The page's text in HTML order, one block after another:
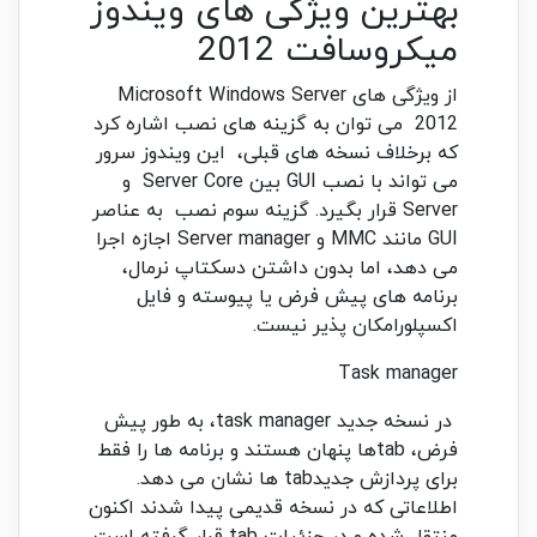
بهترین ویژگی های ویندوز
میکروسافت 2012
از ویژگی های Microsoft Windows Server
2012 می توان به گزینه های نصب اشاره کرد
که برخلاف نسخه های قبلی، این ویندوز سرور
می تواند با نصب GUI بین Server Core و
Server قرار بگیرد. گزینه سوم نصب به عناصر
GUI مانند MMC و Server manager اجازه اجرا
می دهد، اما بدون داشتن دسکتاپ نرمال،
برنامه های پیش فرض یا پیوسته و فایل
اکسپلورامکان پذیر نیست.
Task manager
در نسخه جدید task manager، به طور پیش
فرض، tabها پنهان هستند و برنامه ها را فقط
برای پردازش جدیدtab ها نشان می دهد.
اطلاعاتی که در نسخه قدیمی پیدا شدند اکنون